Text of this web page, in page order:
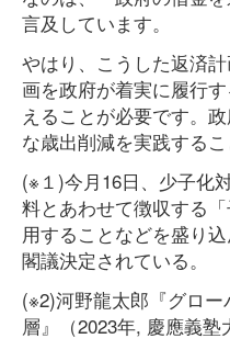
言及しています。
やはり、こうした返済
画を政府が着実に履行
えることが必要です。
な歳出削減を実践する
(※１)今月16日、少子化
料とあわせて徴収する
用することなどを盛り
閣議決定されている。
(※2)河野龍太郎『グロ
層』（2023年, 慶應義塾